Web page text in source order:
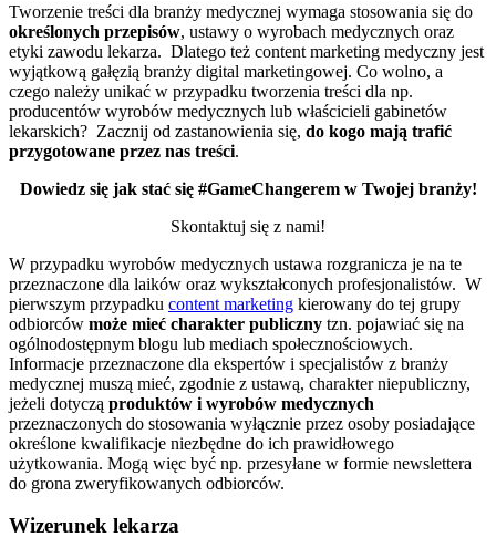
Tworzenie treści dla branży medycznej wymaga stosowania się do
określonych przepisów, ustawy o wyrobach medycznych oraz
etyki zawodu lekarza. Dlatego też content marketing medyczny jest
wyjątkową gałęzią branży digital marketingowej. Co wolno, a
czego należy unikać w przypadku tworzenia treści dla np.
producentów wyrobów medycznych lub właścicieli gabinetów
lekarskich? Zacznij od zastanowienia się, do kogo mają trafić
przygotowane przez nas treści.
Dowiedz się jak stać się #GameChangerem w Twojej branży!
Skontaktuj się z nami!
W przypadku wyrobów medycznych ustawa rozgranicza je na te
przeznaczone dla laików oraz wykształconych profesjonalistów. W
pierwszym przypadku content marketing kierowany do tej grupy
odbiorców może mieć charakter publiczny tzn. pojawiać się na
ogólnodostępnym blogu lub mediach społecznościowych.
Informacje przeznaczone dla ekspertów i specjalistów z branży
medycznej muszą mieć, zgodnie z ustawą, charakter niepubliczny,
jeżeli dotyczą produktów i wyrobów medycznych
przeznaczonych do stosowania wyłącznie przez osoby posiadające
określone kwalifikacje niezbędne do ich prawidłowego
użytkowania. Mogą więc być np. przesyłane w formie newslettera
do grona zweryfikowanych odbiorców.
Wizerunek lekarza